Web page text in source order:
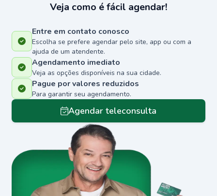
Veja como é fácil agendar!
Entre em contato conosco
Escolha se prefere agendar pelo site, app ou com a
ajuda de um atendente.
Agendamento imediato
Veja as opções disponíveis na sua cidade.
Pague por valores reduzidos
Para garantir seu agendamento.
Agendar teleconsulta